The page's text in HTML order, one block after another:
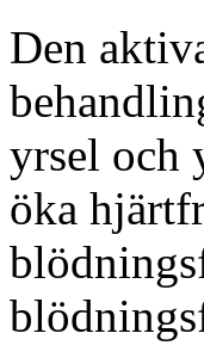
Den
yrsel och
öka